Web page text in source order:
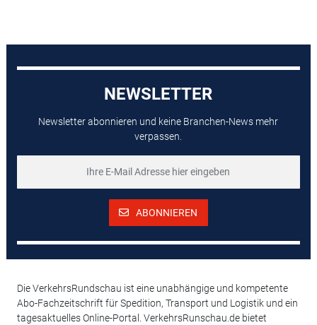
NEWSLETTER
Newsletter abonnieren und keine Branchen-News mehr
verpassen.
ABONNIEREN
Die VerkehrsRundschau ist eine unabhängige und kompetente
Abo-Fachzeitschrift für Spedition, Transport und Logistik und ein
tagesaktuelles Online-Portal. VerkehrsRunschau.de bietet